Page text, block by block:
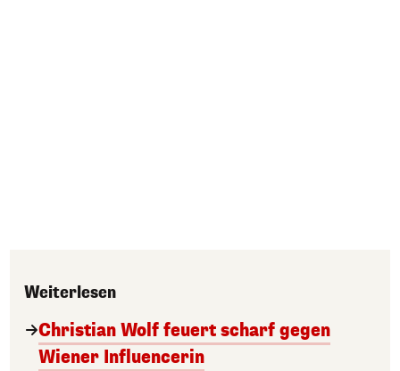
Weiterlesen
Christian Wolf feuert scharf gegen
Wiener Influencerin